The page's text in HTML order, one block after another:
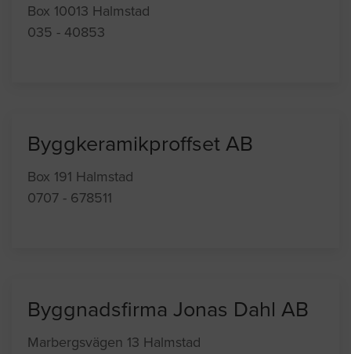
Box 10013 Halmstad
035 - 40853
Byggkeramikproffset AB
Box 191 Halmstad
0707 - 678511
Byggnadsfirma Jonas Dahl AB
Marbergsvägen 13 Halmstad